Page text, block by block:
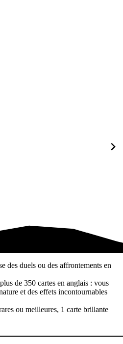
des duels ou des affrontements en
de 350 cartes en anglais : vous
et des effets incontournables
ou meilleures, 1 carte brillante